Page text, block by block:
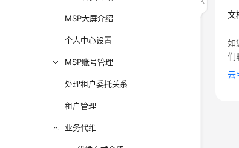
MSP大屏介绍
个人中心设置
MSP账号管理
处理租户委托关系
租户管理
业务代维
文
如
们
云